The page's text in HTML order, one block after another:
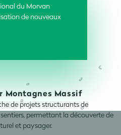
du Morvan
de nouveaux
Montagnes Massif
de projets structurants de
permettant la découverte de
et paysager.